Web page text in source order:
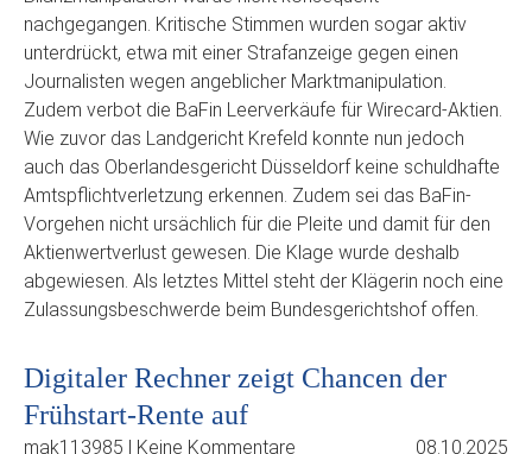
nachgegangen. Kritische Stimmen wurden sogar aktiv
unterdrückt, etwa mit einer Strafanzeige gegen einen
Journalisten wegen angeblicher Marktmanipulation.
Zudem verbot die BaFin Leerverkäufe für Wirecard-Aktien.
Wie zuvor das Landgericht Krefeld konnte nun jedoch
auch das Oberlandesgericht Düsseldorf keine schuldhafte
Amtspflichtverletzung erkennen. Zudem sei das BaFin-
Vorgehen nicht ursächlich für die Pleite und damit für den
Aktienwertverlust gewesen. Die Klage wurde deshalb
abgewiesen. Als letztes Mittel steht der Klägerin noch eine
Zulassungsbeschwerde beim Bundesgerichtshof offen.
Digitaler Rechner zeigt Chancen der
Frühstart-Rente auf
mak113985 | Keine Kommentare 08.10.2025